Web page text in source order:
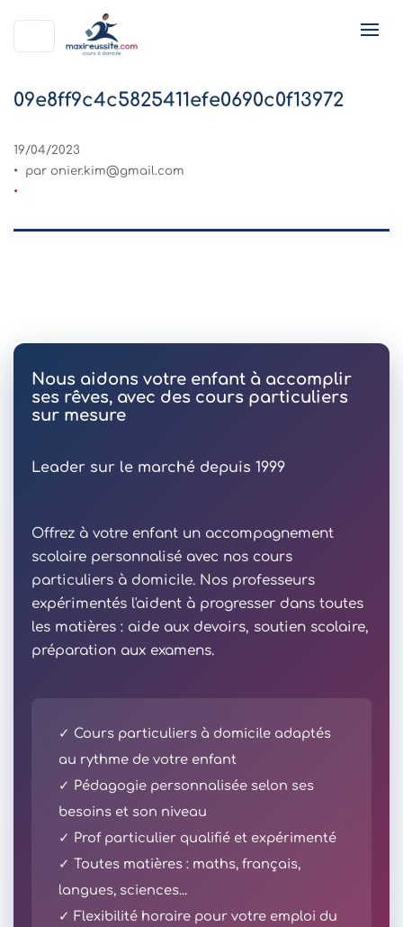
09e8ff9c4c5825411efe0690c0f13972
19/04/2023
par onier.kim@gmail.com
Nous aidons votre enfant à accomplir
ses rêves, avec des cours particuliers
sur mesure
Leader sur le marché depuis 1999
Offrez à votre enfant un accompagnement
scolaire personnalisé avec nos cours
particuliers à domicile. Nos professeurs
expérimentés l'aident à progresser dans toutes
les matières : aide aux devoirs, soutien scolaire,
préparation aux examens.
✓ Cours particuliers à domicile adaptés
au rythme de votre enfant
✓ Pédagogie personnalisée selon ses
besoins et son niveau
✓ Prof particulier qualifié et expérimenté
✓ Toutes matières : maths, français,
langues, sciences...
✓ Flexibilité horaire pour votre emploi du